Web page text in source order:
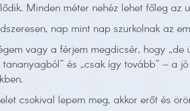
Minden méter nehéz lehet főleg az
nap mint nap szurkolnak az
vagy a férjem megdicsér, hogy
és „csak így tovább” – a
csokival lepem meg, akkor erőt és